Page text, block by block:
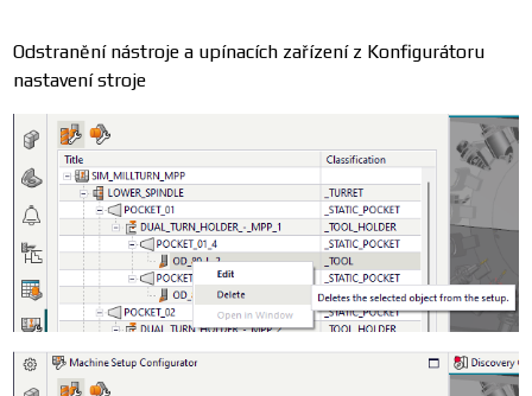
Odstranění nástroje a upínacích zařízení z Konfigurátoru
nastavení stroje